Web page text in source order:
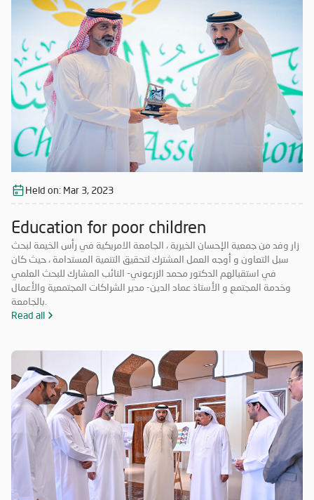
Held on: Mar 3, 2023
Education for poor children
زار وفد من جمعية الإحسان الخيرية ، الجامعة الامريكية في رأس الخيمة لبحث
سبل التعاون و أوجه العمل المشترك لتحقيق التنمية المستدامة ، حيث كان
في استقبالهم الدكتور محمد الزرعوني- النائب المشارك للبحث العلمي
وخدمة المجتمع و الأستاذ عماد الدين- مدير الشراكات المجتمعية والأعمال
Read all